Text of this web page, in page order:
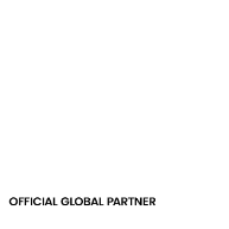
）的
最脆弱